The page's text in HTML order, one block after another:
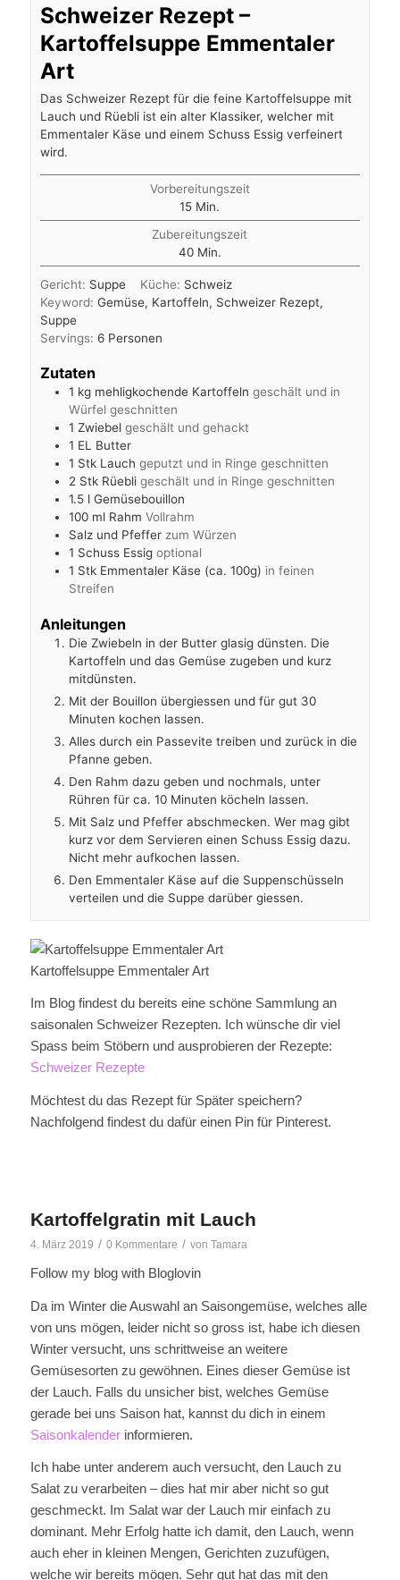
Schweizer Rezept –
Kartoffelsuppe Emmentaler
Art
Das Schweizer Rezept für die feine Kartoffelsuppe mit
Lauch und Rüebli ist ein alter Klassiker, welcher mit
Emmentaler Käse und einem Schuss Essig verfeinert
wird.
Vorbereitungszeit
15Minuten
Min.
Zubereitungszeit
40Minuten
Min.
Gericht: Suppe Küche: Schweiz
Keyword: Gemüse, Kartoffeln, Schweizer Rezept,
Suppe
Servings: 6 Personen
Zutaten
1 kg mehligkochende Kartoffeln geschält und in
Würfel geschnitten
1 Zwiebel geschält und gehackt
1 EL Butter
1 Stk Lauch geputzt und in Ringe geschnitten
2 Stk Rüebli geschält und in Ringe geschnitten
1.5 l Gemüsebouillon
100 ml Rahm Vollrahm
Salz und Pfeffer zum Würzen
1 Schuss Essig optional
1 Stk Emmentaler Käse (ca. 100g) in feinen
Streifen
Anleitungen
Die Zwiebeln in der Butter glasig dünsten. Die
Kartoffeln und das Gemüse zugeben und kurz
mitdünsten.
Mit der Bouillon übergiessen und für gut 30
Minuten kochen lassen.
Alles durch ein Passevite treiben und zurück in die
Pfanne geben.
Den Rahm dazu geben und nochmals, unter
Rühren für ca. 10 Minuten köcheln lassen.
Mit Salz und Pfeffer abschmecken. Wer mag gibt
kurz vor dem Servieren einen Schuss Essig dazu.
Nicht mehr aufkochen lassen.
Den Emmentaler Käse auf die Suppenschüsseln
verteilen und die Suppe darüber giessen.
Kartoffelsuppe Emmentaler Art
Im Blog findest du bereits eine schöne Sammlung an
saisonalen Schweizer Rezepten. Ich wünsche dir viel
Spass beim Stöbern und ausprobieren der Rezepte:
Schweizer Rezepte
Möchtest du das Rezept für Später speichern?
Nachfolgend findest du dafür einen Pin für Pinterest.
Kartoffelgratin mit Lauch
4. März 2019 / 0 Kommentare / von Tamara
Follow my blog with Bloglovin
Da im Winter die Auswahl an Saisongemüse, welches alle
von uns mögen, leider nicht so gross ist, habe ich diesen
Winter versucht, uns schrittweise an weitere
Gemüsesorten zu gewöhnen. Eines dieser Gemüse ist
der Lauch. Falls du unsicher bist, welches Gemüse
gerade bei uns Saison hat, kannst du dich in einem
Saisonkalenderinformieren.
Ich habe unter anderem auch versucht, den Lauch zu
Salat zu verarbeiten – dies hat mir aber nicht so gut
geschmeckt. Im Salat war der Lauch mir einfach zu
dominant. Mehr Erfolg hatte ich damit, den Lauch, wenn
auch eher in kleinen Mengen, Gerichten zuzufügen,
welche wir bereits mögen. Sehr gut hat das mit den